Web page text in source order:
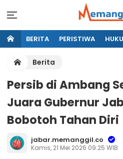
BERITA PERISTIWA
Berita
Persib di Ambang
Juara Gubernur
Bobotoh Tahan Diri
jabar.memanggil.co
Kamis, 21 Mei 2026 09:25 WIB